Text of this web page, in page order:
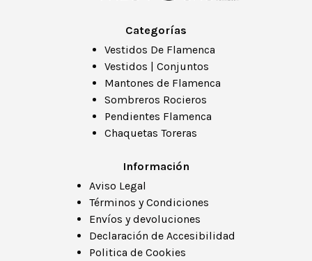
Categorías
Vestidos De Flamenca
Vestidos | Conjuntos
Mantones de Flamenca
Sombreros Rocieros
Pendientes Flamenca
Chaquetas Toreras
Información
Aviso Legal
Términos y Condiciones
Envíos y devoluciones
Declaración de Accesibilidad
Politica de Cookies